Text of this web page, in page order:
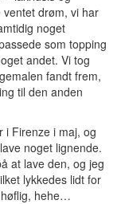
drøm, vi har
noget
som topping
andet. Vi tog
fandt frem,
til den anden
i Firenze i maj, og
noget lignende.
at lave den, og jeg
lykkedes lidt for
hehe…